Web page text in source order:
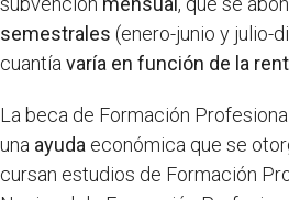
semestrales (enero-junio y julio-
cuantía varía en función de la
La beca de Formación
una ayuda económica que se
cursan estudios de Formación